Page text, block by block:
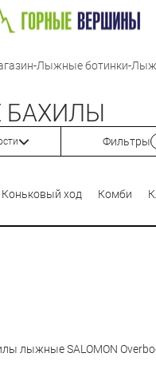
-Лыжные ботинки-
Фильтры
Коньковый ход Комби